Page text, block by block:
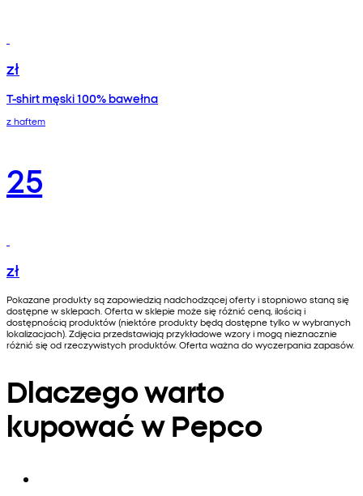
zł
T-shirt męski 100% bawełna
z haftem
25
zł
Pokazane produkty są zapowiedzią nadchodzącej oferty i stopniowo staną się
dostępne w sklepach. Oferta w sklepie może się różnić ceną, ilością i
dostępnością produktów (niektóre produkty będą dostępne tylko w wybranych
lokalizacjach). Zdjęcia przedstawiają przykładowe wzory i mogą nieznacznie
różnić się od rzeczywistych produktów. Oferta ważna do wyczerpania zapasów.
Dlaczego warto
kupować w Pepco